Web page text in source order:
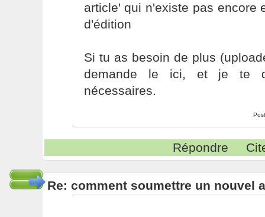
article' qui n'existe pas encore
d'édition
Si tu as besoin de plus
demande le ici, et je te
nécessaires.
Répondre
Re: comment soumettre un nouvel